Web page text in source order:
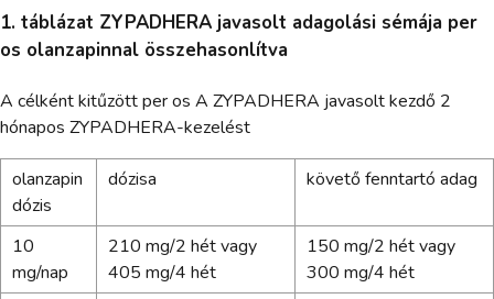
1. táblázat ZYPADHERA javasolt adagolási sémája per
os olanzapinnal összehasonlítva
A célként kitűzött per os A ZYPADHERA javasolt kezdő 2
hónapos ZYPADHERA-kezelést
olanzapin
dózis
dózisa követő fenntartó adag
10
mg/nap
210 mg/2 hét vagy
405 mg/4 hét
150 mg/2 hét vagy
300 mg/4 hét